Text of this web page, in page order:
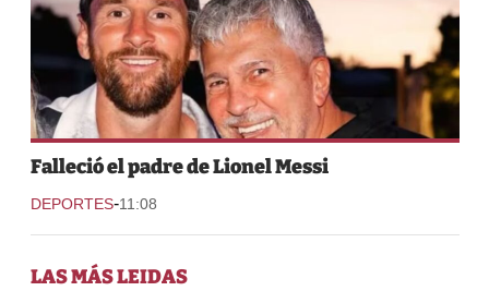
Falleció el padre de Lionel Messi
DEPORTES-11:08
LAS MÁS LEIDAS